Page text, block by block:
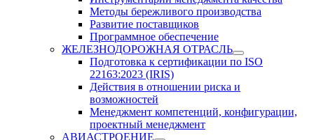
Методы бережливого производства
Развитие поставщиков
Программное обеспечение
ЖЕЛЕЗНОДОРОЖНАЯ ОТРАСЛЬ
Подготовка к сертификации по ISO
22163:2023 (IRIS)
Действия в отношении риска и
возможностей
Менеджмент компетенций, конфигурации,
проектный менеджмент
АВИАСТРОЕНИЕ